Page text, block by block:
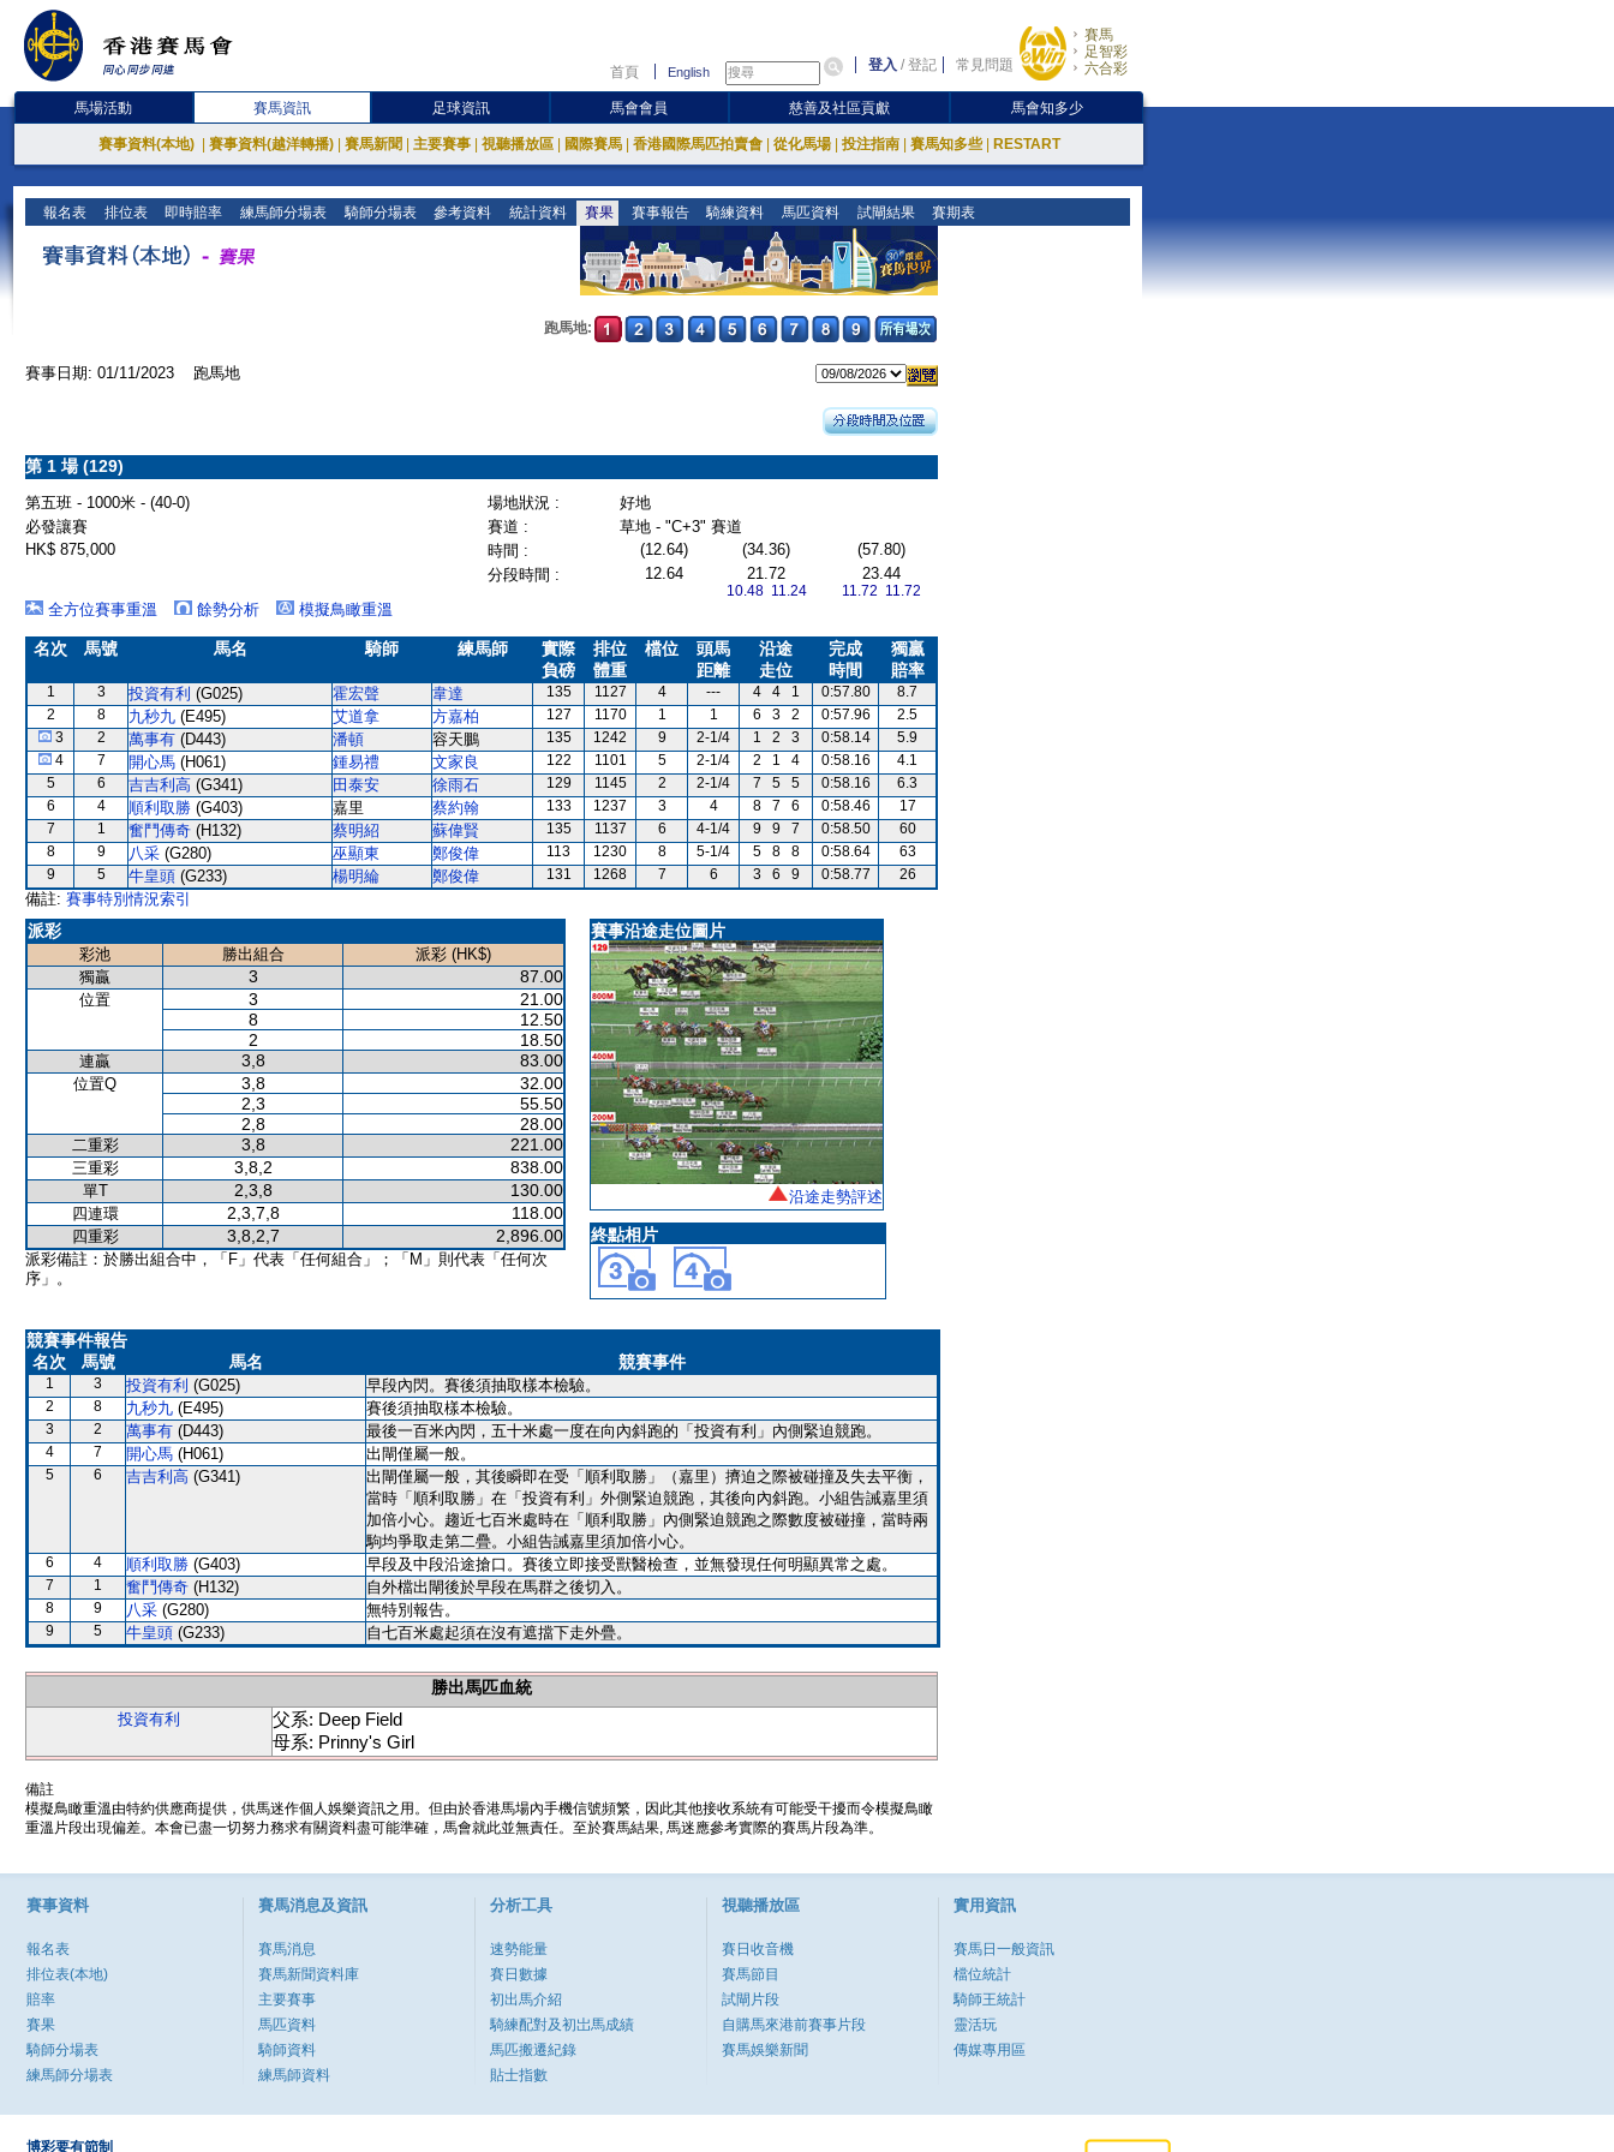
首頁 English 登入 /登記 常見問題
賽馬
足智彩
六合彩
馬場活動 賽馬資訊 足球資訊 馬會會員 慈善及社區貢獻 馬會知多少
賽事資料(本地) 賽事資料(越洋轉播) 賽馬新聞 主要賽事 視聽播放區 國際賽馬 香港國際馬匹拍賣會 從化馬場 投注指南 賽馬知多些 RESTART
報名表 排位表 即時賠率 練馬師分場表 騎師分場表 參考資料 統計資料 賽果 賽事報告 騎練資料 馬匹資料 試閘結果 賽期表
跑馬地:
賽事日期: 01/11/2023 跑馬地
第 1 場 (129)
第五班 - 1000米 - (40-0) 場地狀況 :
好地
必發讓賽
賽道 :
草地 - "C+3" 賽道
HK$ 875,000
時間 : (12.64) (34.36)
(57.80)
分段時間 :
12.64 21.72
10.48 11.24
23.44
11.72 11.72
全方位賽事重溫 餘勢分析 模擬鳥瞰重溫
名次 馬號 馬名 騎師 練馬師
實際
負磅
排位
體重
檔位
頭馬
距離
沿途
走位
完成
時間
獨贏
賠率
1 3 投資有利 (G025) 霍宏聲 韋達 135 1127 4 --- 4 4 1 0:57.80
8.7
2
8 九秒九 (E495) 艾道拿 方嘉柏 127 1170 1 1 6 3 2 0:57.96
2.5
3
2 萬事有 (D443) 潘頓 容天鵬 135 1242 9 2-1/4 1 2 3 0:58.14
5.9
4
7 開心馬 (H061) 鍾易禮 文家良 122 1101 5 2-1/4 2 1 4 0:58.16
4.1
5
6 吉吉利高 (G341) 田泰安 徐雨石 129 1145 2 2-1/4 7 5 5 0:58.16
6.3
6
4 順利取勝 (G403) 嘉里 蔡約翰 133 1237 3 4 8 7 6 0:58.46
17
7
1 奮鬥傳奇 (H132) 蔡明紹 蘇偉賢 135 1137 6 4-1/4 9 9 7 0:58.50
60
8
9 八采 (G280) 巫顯東 鄭俊偉 113 1230 8 5-1/4 5 8 8 0:58.64
63
9
5 牛皇頭 (G233) 楊明綸 鄭俊偉 131 1268 7 6 3 6 9 0:58.77 26
備註: 賽事特別情況索引
派彩
彩池 勝出組合
派彩 (HK$)
獨贏
3 87.00
位置 3
21.00
8
12.50
2
18.50
連贏 3,8 83.00
位置Q 3,8
32.00
2,3
55.50
2,8
28.00
二重彩 3,8 221.00
三重彩 3,8,2 838.00
單T 2,3,8 130.00
四連環 2,3,7,8 118.00
四重彩 3,8,2,7 2,896.00
派彩備註：於勝出組合中，「F」代表「任何組合」；「M」則代表「任何次
序」。
賽事沿途走位圖片
沿途走勢評述
終點相片
競賽事件報告
名次
馬號 馬名 競賽事件
1 3 投資有利 (G025) 早段內閃。賽後須抽取樣本檢驗。
2 8 九秒九 (E495) 賽後須抽取樣本檢驗。
3 2 萬事有 (D443) 最後一百米內閃，五十米處一度在向內斜跑的「投資有利」內側緊迫競跑。
4 7 開心馬 (H061) 出閘僅屬一般。
5 6 吉吉利高 (G341)
出閘僅屬一般，其後瞬即在受「順利取勝」（嘉里）擠迫之際被碰撞及失去平衡，
當時「順利取勝」在「投資有利」外側緊迫競跑，其後向內斜跑。小組告誡嘉里須
加倍小心。趨近七百米處時在「順利取勝」內側緊迫競跑之際數度被碰撞，當時兩
駒均爭取走第二疊。小組告誡嘉里須加倍小心。
6 4 順利取勝 (G403) 早段及中段沿途搶口。賽後立即接受獸醫檢查，並無發現任何明顯異常之處。
7 1 奮鬥傳奇 (H132) 自外檔出閘後於早段在馬群之後切入。
8 9 八采 (G280) 無特別報告。
9 5 牛皇頭 (G233) 自七百米處起須在沒有遮擋下走外疊。
勝出馬匹血統
投資有利
父系: Deep Field
母系: Prinny's Girl
備註
模擬鳥瞰重溫由特約供應商提供，供馬迷作個人娛樂資訊之用。但由於香港馬場內手機信號頻繁，因此其他接收系統有可能受干擾而令模擬鳥瞰
重溫片段出現偏差。本會已盡一切努力務求有關資料盡可能準確，馬會就此並無責任。至於賽馬結果, 馬迷應參考實際的賽馬片段為準。
賽事資料
報名表
排位表(本地)
賠率
賽果
騎師分場表
練馬師分場表
賽馬消息及資訊
賽馬消息
賽馬新聞資料庫
主要賽事
馬匹資料
騎師資料
練馬師資料
分析工具
速勢能量
賽日數據
初出馬介紹
騎練配對及初岀馬成績
馬匹搬遷紀錄
貼士指數
視聽播放區
賽日收音機
賽馬節目
試閘片段
自購馬來港前賽事片段
賽馬娛樂新聞
實用資訊
賽馬日一般資訊
檔位統計
騎師王統計
靈活玩
傳媒專用區
博彩要有節制